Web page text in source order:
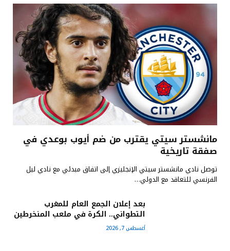
مانشستر سيتي يقترب من ضم أيوب بوعدي في
صفقة تاريخية
توصل نادي مانشستر سيتي الإنجليزي إلى اتفاق مبدئي مع نادي ليل
الفرنسي للتعاقد مع الدولي…
بعد إعلان الجمع العام للمغرب
التطواني.. الكرة في ملعب المنخرطين
أغسطس 7, 2026